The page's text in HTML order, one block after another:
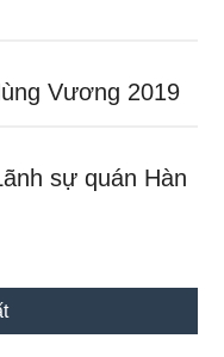
Vương 2019
sự quán Hàn